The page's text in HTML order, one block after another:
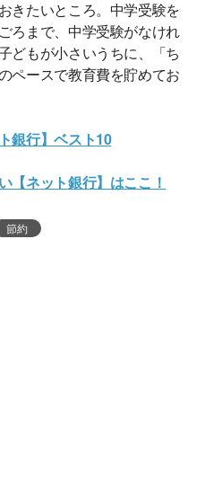
きたいところ。中学受験を
ろまで、中学受験がなけれ
どもが小さいうちに、「ち
ペースで教育費を貯めてお
銀行】ベスト10
【ネット銀行】はここ！
節約